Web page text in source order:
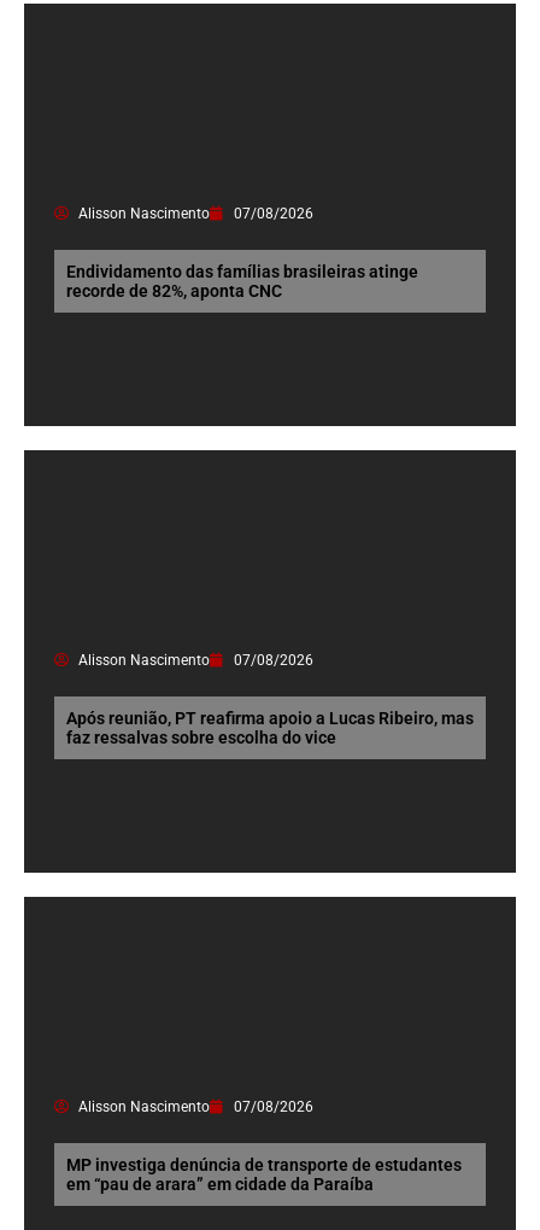
Alisson Nascimento 07/08/2026
Endividamento das famílias brasileiras atinge
recorde de 82%, aponta CNC
Alisson Nascimento 07/08/2026
Após reunião, PT reafirma apoio a Lucas Ribeiro, mas
faz ressalvas sobre escolha do vice
Alisson Nascimento 07/08/2026
MP investiga denúncia de transporte de estudantes
em “pau de arara” em cidade da Paraíba